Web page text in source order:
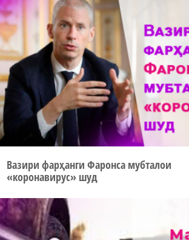
Вазири фарҳанги Фаронса мубталои
«коронавирус» шуд